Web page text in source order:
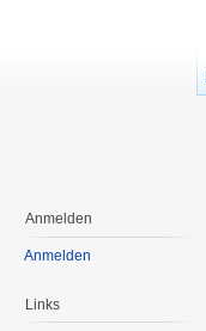
Anmelden
Anmelden
Links